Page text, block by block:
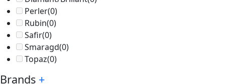
Perler(0)
Rubin(0)
Safir(0)
Smaragd(0)
Topaz(0)
Brands +